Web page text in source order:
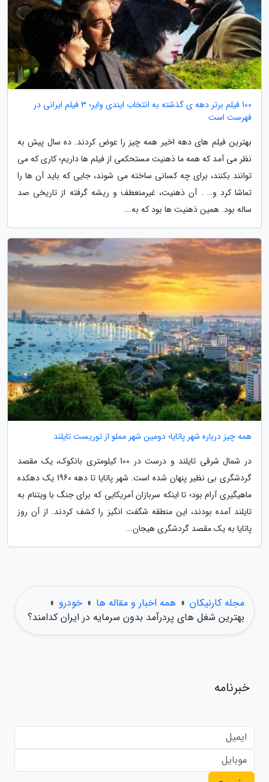
100 فیلم برتر دهه ی گذشته به انتخاب ایندی وایر؛ 3 فیلم ایرانی در
فهرست است
بهترین فیلم های دهه اخیر همه چیز را عوض کردند. ده سال پیش به
نظر می آمد که همه ما ذهنیت مستحکمی از فیلم ها داریم؛ کاری که می
توانند بکنند، برای چه کسانی ساخته می شوند، جایی که باید آن ها را
تماشا کرد و… . آن ذهنیت، غیرمنعطف و ریشه گرفته از تاریخی صد
ساله بود. همین ذهنیت ها بود که به...
همه چیز درباره شهر پاتایا؛ دومین شهر مملو از توریست تایلند
در شمال شرقی تایلند و درست در 100 کیلومتری بانکوک، یک مقصد
گردشگری بی نظیر پنهان شده است. شهر پاتایا تا دهه 1960 یک دهکده
ماهیگیری آرام بود؛ تا اینکه سربازان آمریکایی که برای جنگ با ویتنام به
تایلند آمده بودند، این منطقه شگفت انگیز را کشف کردند. از آن روز
پاتایا به یک مقصد گردشگری هیجان...
مجله کارنیکان » همه اخبار و مقاله ها » خودرو »
بهترین شغل های پردرآمد بدون سرمایه در ایران کدامند؟
خبرنامه